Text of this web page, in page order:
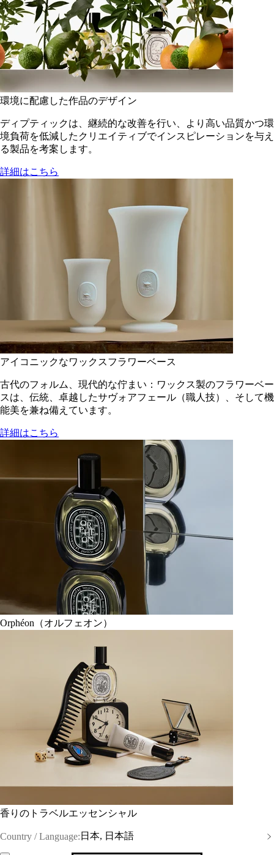
環境に配慮した作品のデザイン
ディプティックは、継続的な改善を行い、より高い品質かつ環
境負荷を低減した​クリエイティブでインスピレーションを与え
る製品を考案します。
詳細はこちら
アイコニックなワックスフラワーベース
古代のフォルム、現代的な佇まい：ワックス製のフラワーベー
スは、伝統、卓越したサヴォアフェール（職人技）、そして機
能美を兼ね備えています。
詳細はこちら
Orphéon（オルフェオン）
香りのトラベルエッセンシャル
Country / Language: 日本, 日本語